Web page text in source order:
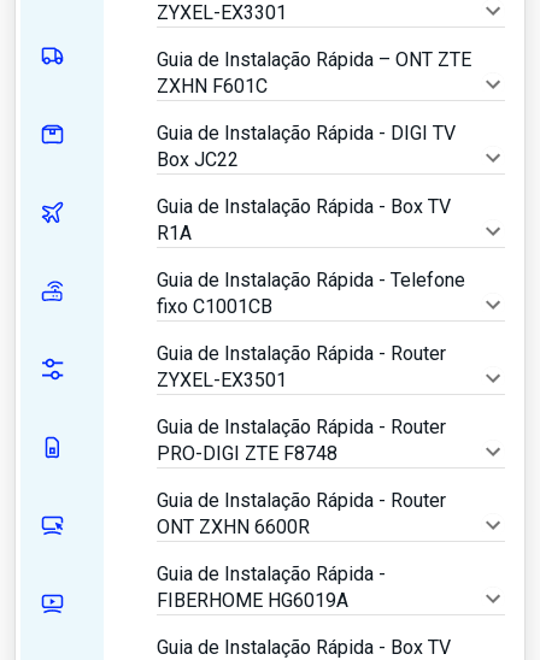
ZYXEL-EX3301
Guia de Instalação Rápida – ONT ZTE
ZXHN F601C
Guia de Instalação Rápida - DIGI TV
Box JC22
Guia de Instalação Rápida - Box TV
R1A
Guia de Instalação Rápida - Telefone
fixo C1001CB
Guia de Instalação Rápida - Router
ZYXEL-EX3501
Guia de Instalação Rápida - Router
PRO-DIGI ZTE F8748
Guia de Instalação Rápida - Router
ONT ZXHN 6600R
Guia de Instalação Rápida -
FIBERHOME HG6019A
Guia de Instalação Rápida - Box TV